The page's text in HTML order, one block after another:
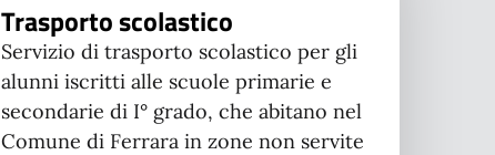
Trasporto scolastico
Servizio di trasporto scolastico per gli
alunni iscritti alle scuole primarie e
secondarie di I° grado, che abitano nel
Comune di Ferrara in zone non servite